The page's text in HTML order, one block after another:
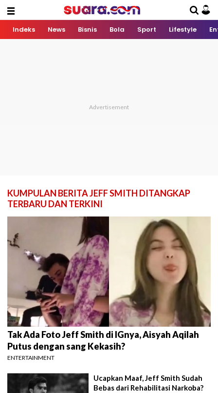
Indeks News Bisnis Bola Sport Lifestyle
KUMPULAN BERITA JEFF SMITH DITANGKAP
TERBARU DAN TERKINI
Tak Ada Foto Jeff Smith di IGnya, Aisyah Aqilah
Putus dengan sang Kekasih?
ENTERTAINMENT
Ucapkan Maaf, Jeff Smith Sudah
Bebas dari Rehabilitasi Narkoba?